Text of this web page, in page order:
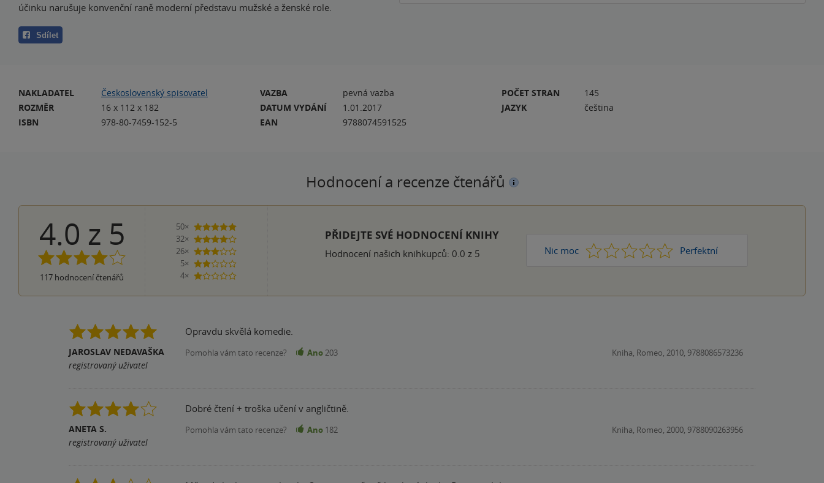
účinku narušuje konvenční raně moderní představu mužské a ženské role.
Sdílet
NAKLADATEL
Československý spisovatel
ROZMĚR
16 x 112 x 182
ISBN
978-80-7459-152-5
VAZBA
pevná vazba
DATUM VYDÁNÍ
1.01.2017
EAN
9788074591525
POČET STRAN
145
JAZYK
čeština
Hodnocení a recenze čtenářů
4.0 z 5
117 hodnocení čtenářů
50×
5 hvězdiček
32×
4 hvězdičky
26×
3 hvězdičky
5×
2 hvězdičky
4×
1 hvezdička
PŘIDEJTE SVÉ HODNOCENÍ KNIHY
Hodnocení našich knihkupců: 0.0 z 5 Nic moc 1 2 3 4 Perfektní
5
JAROSLAV NEDAVAŠKA
registrovaný uživatel
Opravdu skvělá komedie.
Pomohla vám tato recenze? Ano 203 Kniha, Romeo, 2010, 9788086573236
ANETA S.
registrovaný uživatel
Dobré čtení + troška učení v angličtině.
Pomohla vám tato recenze? Ano 182 Kniha, Romeo, 2000, 9788090263956